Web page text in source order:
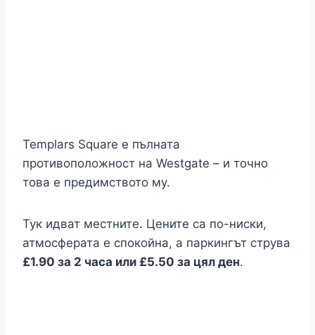
Templars Square е пълната
противоположност на Westgate – и точно
това е предимството му.
Тук идват местните. Цените са по-ниски,
атмосферата е спокойна, а паркингът струва
£1.90 за 2 часа или £5.50 за цял ден.